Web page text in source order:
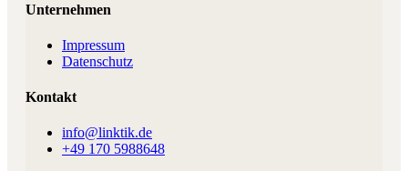
Unternehmen
Impressum
Datenschutz
Kontakt
info@linktik.de
+49 170 5988648